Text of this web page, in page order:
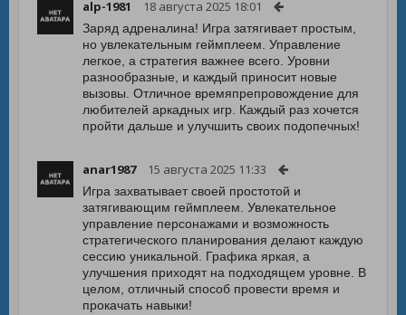
alp-1981 18 августа 2025 18:01
Заряд адреналина! Игра затягивает простым,
но увлекательным геймплеем. Управление
легкое, а стратегия важнее всего. Уровни
разнообразные, и каждый приносит новые
вызовы. Отличное времяпрепровождение для
любителей аркадных игр. Каждый раз хочется
пройти дальше и улучшить своих подопечных!
anar1987 15 августа 2025 11:33
Игра захватывает своей простотой и
затягивающим геймплеем. Увлекательное
управление персонажами и возможность
стратегического планирования делают каждую
сессию уникальной. Графика яркая, а
улучшения приходят на подходящем уровне. В
целом, отличный способ провести время и
прокачать навыки!